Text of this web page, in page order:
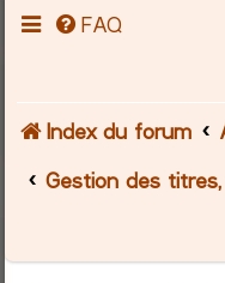
FAQ
Index du forum
Gestion des